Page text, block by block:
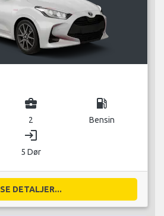
business_center
2
local_gas_station
Bensin
login
5 Dør
SE DETALJER...